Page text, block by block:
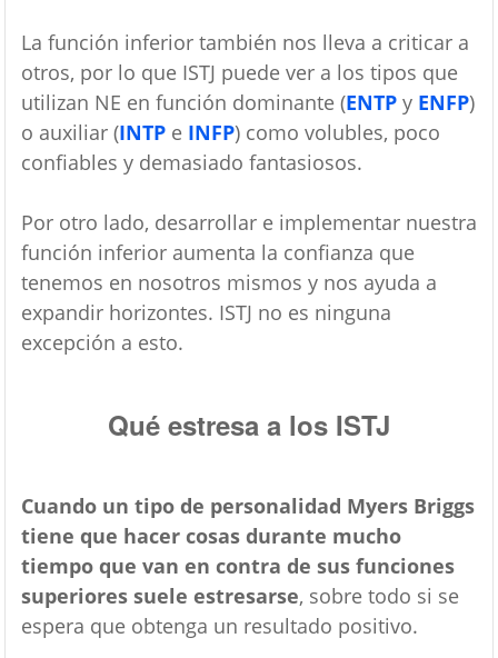
La función inferior también nos lleva a criticar a
otros, por lo que ISTJ puede ver a los tipos que
utilizan NE en función dominante (ENTPy ENFP)
o auxiliar (INTPe INFP) como volubles, poco
confiables y demasiado fantasiosos.
Por otro lado, desarrollar e implementar nuestra
función inferior aumenta la confianza que
tenemos en nosotros mismos y nos ayuda a
expandir horizontes. ISTJ no es ninguna
excepción a esto.
Qué estresa a los ISTJ
Cuando un tipo de personalidad Myers Briggs
tiene que hacer cosas durante mucho
tiempo que van en contra de sus funciones
superiores suele estresarse, sobre todo si se
espera que obtenga un resultado positivo.